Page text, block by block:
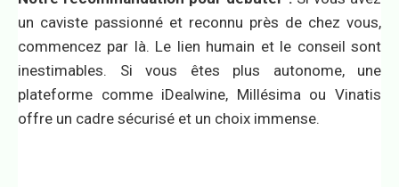
un caviste passionné et reconnu près de chez vous,
commencez par là. Le lien humain et le conseil sont
inestimables. Si vous êtes plus autonome, une
plateforme comme iDealwine, Millésima ou Vinatis
offre un cadre sécurisé et un choix immense.